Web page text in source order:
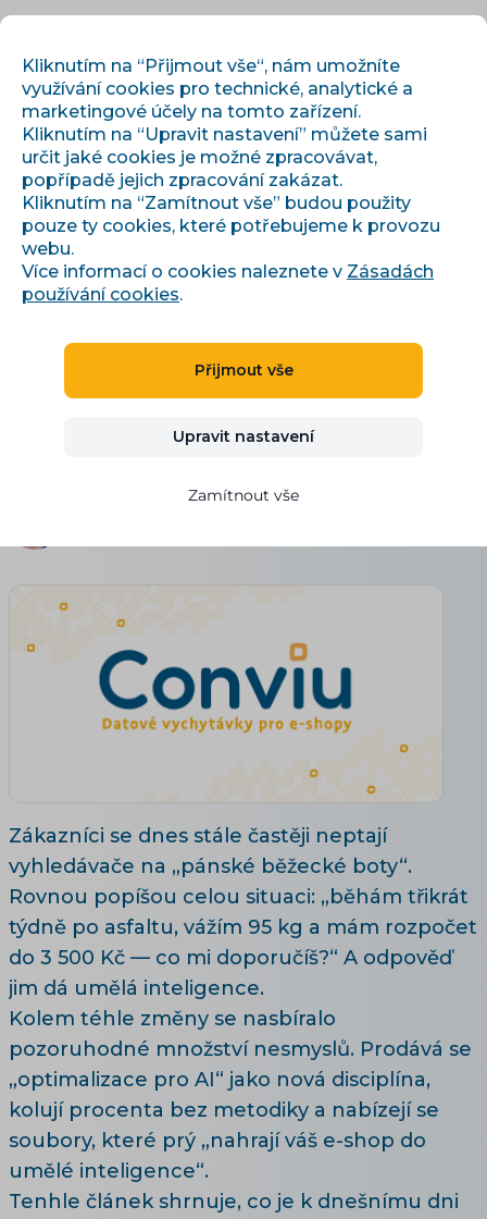
Úvod› Články a informace›
AI vyhledávání pro e-shop: jak se dostat do AI Overviews
AI vyhledávání pro e-
shop: jak se dostat do AI
Overviews
Zákazníci se dnes stále častěji neptají
vyhledávače na „pánské běžecké boty“.
Rovnou popíšou celou situaci: „běhám třikrát
týdně po asfaltu, vážím 95 kg a mám rozpočet
do 3 500 Kč — co mi doporučíš?“ A odpověď
jim dá umělá inteligence.
Kolem téhle změny se nasbíralo
pozoruhodné množství nesmyslů. Prodává se
„optimalizace pro AI“ jako nová disciplína,
kolují procenta bez metodiky a nabízejí se
soubory, které prý „nahrají váš e-shop do
umělé inteligence“.
Tenhle článek shrnuje, co je k dnešnímu dni
Kliknutím na “Přijmout vše“, nám umožníte
využívání cookies pro technické, analytické a
marketingové účely na tomto zařízení.
Kliknutím na “Upravit nastavení” můžete sami
určit jaké cookies je možné zpracovávat,
popřípadě jejich zpracování zakázat.
Kliknutím na “Zamítnout vše” budou použity
pouze ty cookies, které potřebujeme k provozu
webu.
Více informací o cookies naleznete v Zásadách
používání cookies.
Přijmout vše
Upravit nastavení
Zamítnout vše